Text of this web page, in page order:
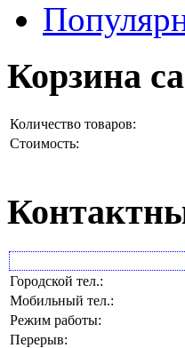
Корзина
Количество товаров:
Стоимость:
Городской тел.:
Мобильный тел.:
Режим работы:
Перерыв: